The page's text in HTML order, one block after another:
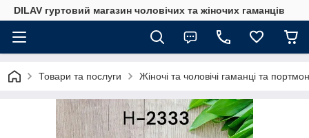
DILAV гуртовий магазин чоловічих та жіночих гаманців
Товари та послуги Жіночі та чоловічі гаманці та